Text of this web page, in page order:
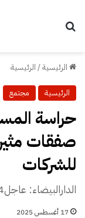
الرئيسية/ الرئيسية
الرئيسية مجتمع
حراسة
صفقات
للشركات
الدارالبيضاء: عاجل24
17 أغسطس 2025